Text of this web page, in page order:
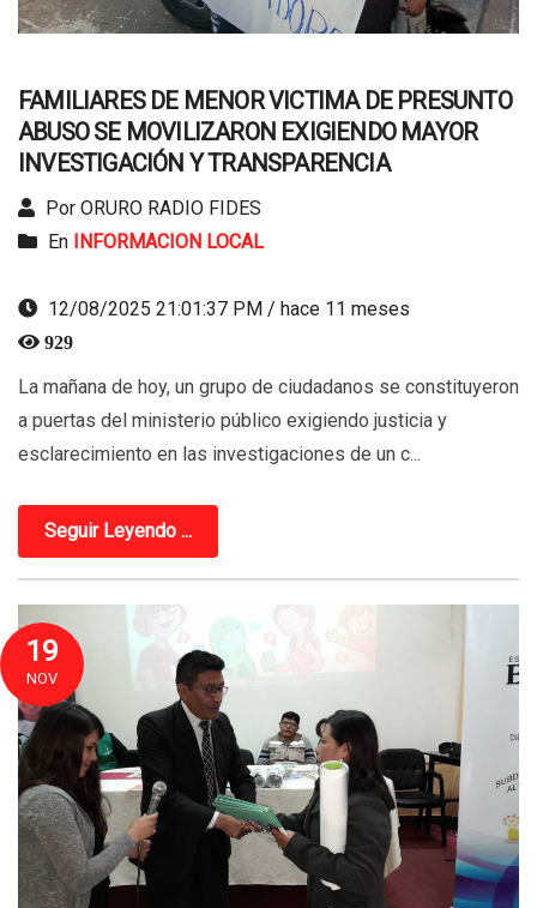
FAMILIARES DE MENOR VICTIMA DE PRESUNTO
ABUSO SE MOVILIZARON EXIGIENDO MAYOR
INVESTIGACIÓN Y TRANSPARENCIA
Por ORURO RADIO FIDES
En INFORMACION LOCAL
12/08/2025 21:01:37 PM / hace 11 meses
929
La mañana de hoy, un grupo de ciudadanos se constituyeron
a puertas del ministerio público exigiendo justicia y
esclarecimiento en las investigaciones de un c...
Seguir Leyendo ...
19
NOV